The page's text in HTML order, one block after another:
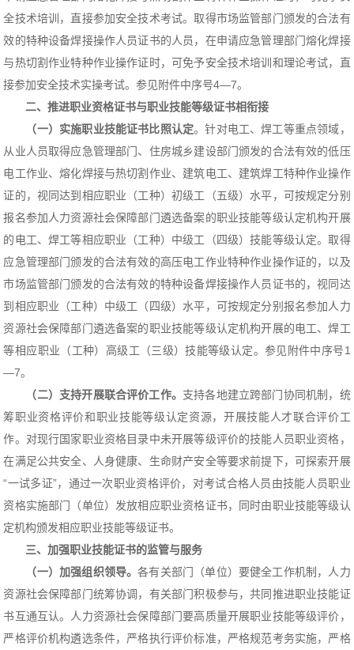
全技术培训，直接参加安全技术考试。取得市场监管部门颁发的合法有
效的特种设备焊接操作人员证书的人员，在申请应急管理部门熔化焊接
与热切割作业特种作业操作证时，可免予安全技术培训和理论考试，直
接参加安全技术实操考试。参见附件中序号4—7。
二、推进职业资格证书与职业技能等级证书相衔接
（一）实施职业技能证书比照认定。针对电工、焊工等重点领域，
从业人员取得应急管理部门、住房城乡建设部门颁发的合法有效的低压
电工作业、熔化焊接与热切割作业、建筑电工、建筑焊工特种作业操作
证的，视同达到相应职业（工种）初级工（五级）水平，可按规定分别
报名参加人力资源社会保障部门遴选备案的职业技能等级认定机构开展
的电工、焊工等相应职业（工种）中级工（四级）技能等级认定。取得
应急管理部门颁发的合法有效的高压电工作业特种作业操作证的，以及
市场监管部门颁发的合法有效的特种设备焊接操作人员证书的，视同达
到相应职业（工种）中级工（四级）水平，可按规定分别报名参加人力
资源社会保障部门遴选备案的职业技能等级认定机构开展的电工、焊工
等相应职业（工种）高级工（三级）技能等级认定。参见附件中序号1
—7。
（二）支持开展联合评价工作。 支持各地建立跨部门协同机制，统
筹职业资格评价和职业技能等级认定资源，开展技能人才联合评价工
作。对现行国家职业资格目录中未开展等级评价的技能人员职业资格，
在满足公共安全、人身健康、生命财产安全等要求前提下，可探索开展
“一试多证”，通过一次职业资格评价，对考试合格人员由技能人员职业
资格实施部门（单位）发放相应职业资格证书，同时由职业技能等级认
定机构颁发相应职业技能等级证书。
三、加强职业技能证书的监管与服务
（一）加强组织领导。各有关部门（单位）要健全工作机制，人力
资源社会保障部门统筹协调，有关部门积极参与，共同推进职业技能证
书互通互认。人力资源社会保障部门要高质量开展职业技能等级评价，
严格评价机构遴选条件，严格执行评价标准，严格规范考务实施，严格